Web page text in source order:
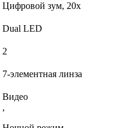
Цифровой зум, 20x
Dual LED
2
7-элементная линза
Видео
,